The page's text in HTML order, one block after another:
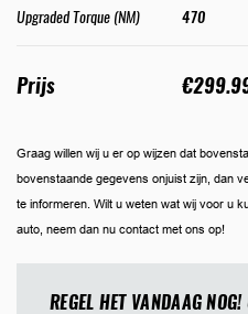
Upgraded Torque (NM) 470
Prijs
Graag willen wij u er op wijzen dat
bovenstaande gegevens onjuist zijn, dan
te informeren. Wilt u weten wat wij voor u
auto, neem dan nu contact met ons op!
REGEL HET VANDAAG NOG!